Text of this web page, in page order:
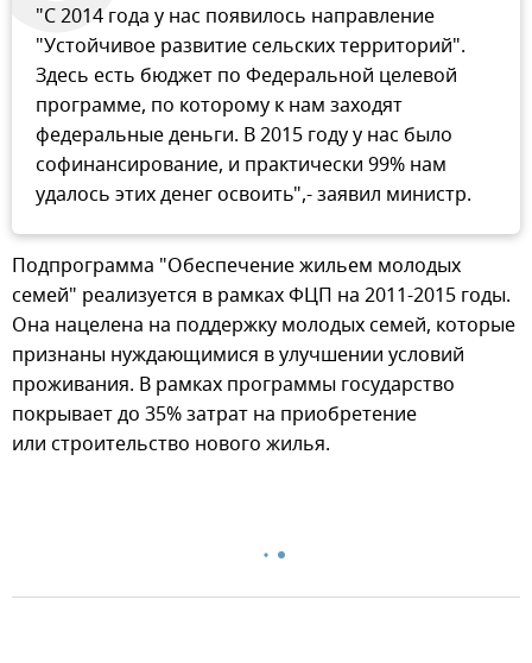
"С 2014 года у нас появилось направление
"Устойчивое развитие сельских территорий".
Здесь есть бюджет по Федеральной целевой
программе, по которому к нам заходят
федеральные деньги. В 2015 году у нас было
софинансирование, и практически 99% нам
удалось этих денег освоить",- заявил министр.
Подпрограмма "Обеспечение жильем молодых
семей" реализуется в рамках ФЦП на 2011-2015 годы.
Она нацелена на поддержку молодых семей, которые
признаны нуждающимися в улучшении условий
проживания. В рамках программы государство
покрывает до 35% затрат на приобретение
или строительство нового жилья.